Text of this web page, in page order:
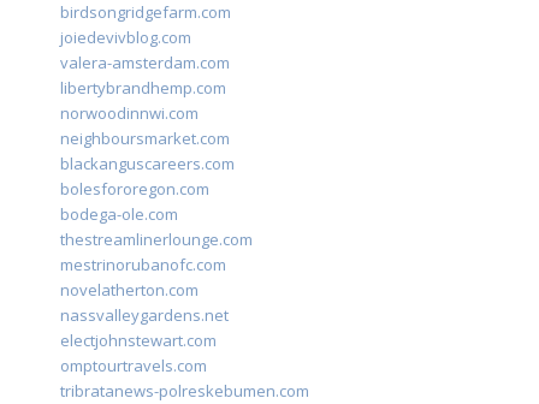
birdsongridgefarm.com
joiedevivblog.com
valera-amsterdam.com
libertybrandhemp.com
norwoodinnwi.com
neighboursmarket.com
blackanguscareers.com
bolesfororegon.com
bodega-ole.com
thestreamlinerlounge.com
mestrinorubanofc.com
novelatherton.com
nassvalleygardens.net
electjohnstewart.com
omptourtravels.com
tribratanews-polreskebumen.com